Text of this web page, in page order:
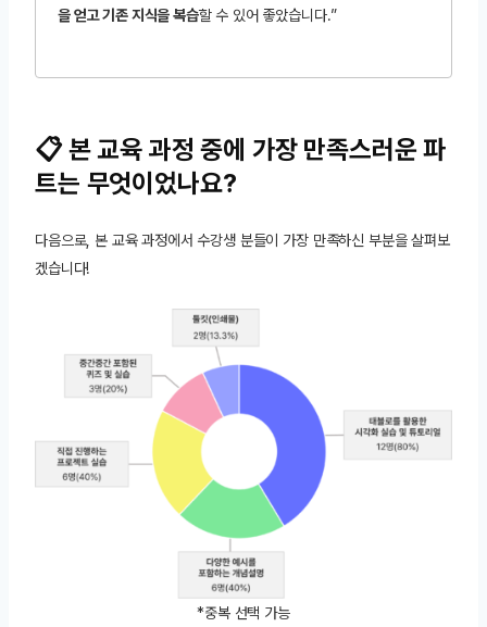
을 얻고 기존 지식을 복습할 수 있어 좋았습니다.”
📋 본 교육 과정 중에 가장 만족스러운 파
트는 무엇이었나요?
다음으로, 본 교육 과정에서 수강생 분들이 가장 만족하신 부분을 살펴보
겠습니다!
*중복 선택 가능